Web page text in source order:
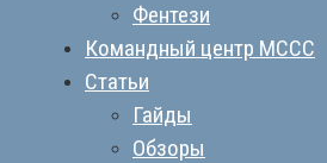
Фентези
Командный центр MCCC
Статьи
Гайды
Обзоры